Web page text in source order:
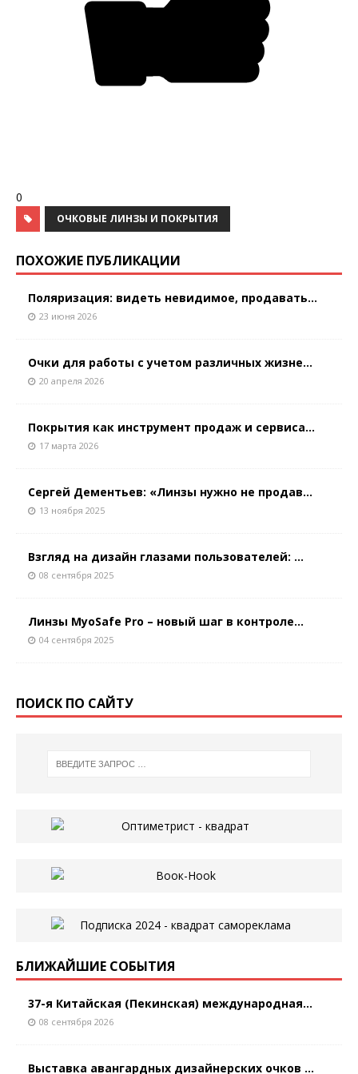
0
ОЧКОВЫЕ ЛИНЗЫ И ПОКРЫТИЯ
ПОХОЖИЕ ПУБЛИКАЦИИ
Поляризация: видеть невидимое, продавать...
23 июня 2026
Очки для работы с учетом различных жизне...
20 апреля 2026
Покрытия как инструмент продаж и сервиса...
17 марта 2026
Сергей Дементьев: «Линзы нужно не продав...
13 ноября 2025
Взгляд на дизайн глазами пользователей: ...
08 сентября 2025
Линзы MyoSafe Pro – новый шаг в контроле...
04 сентября 2025
ПОИСК ПО САЙТУ
БЛИЖАЙШИЕ СОБЫТИЯ
37-я Китайская (Пекинская) международная...
08 сентября 2026
Выставка авангардных дизайнерских очков ...